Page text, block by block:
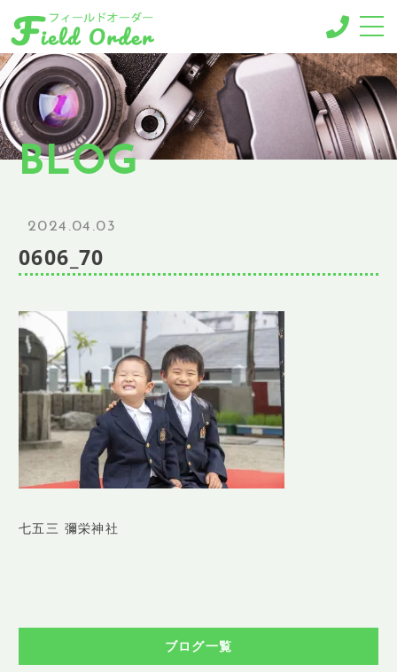
-MENU-
撮影メニュー
-BUSINESS MENU-
法人様向けメニュー
GALLERY
ギャラリー
BLOG
ブログ
SHOP INFO
店舗情報
CONCEPT
コンセプト
お問い合わせ
プライバシーポリシー
BLOG
2024.04.03
0606_70
七五三 彌栄神社
ブログ一覧